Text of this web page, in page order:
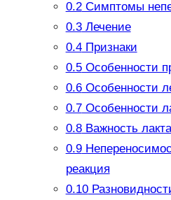
0.2Симптомы
0.3Лечение
0.4Признаки
0.5Особенности
0.6Особенности
0.7Особенности
0.8Важность
0.9
реакция
0.10